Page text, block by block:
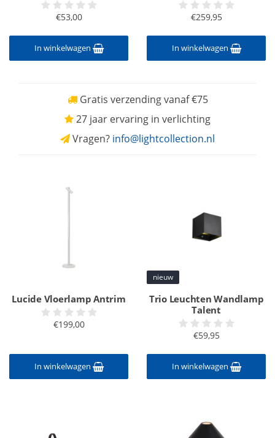
€53,00
In winkelwagen
€259,95
In winkelwagen
Gratis verzending vanaf €75
27 jaar ervaring in verlichting
Vragen? info@lightcollection.nl
Lucide Vloerlamp Antrim
€199,00
In winkelwagen
nieuw
Trio Leuchten Wandlamp
Talent
€59,95
In winkelwagen